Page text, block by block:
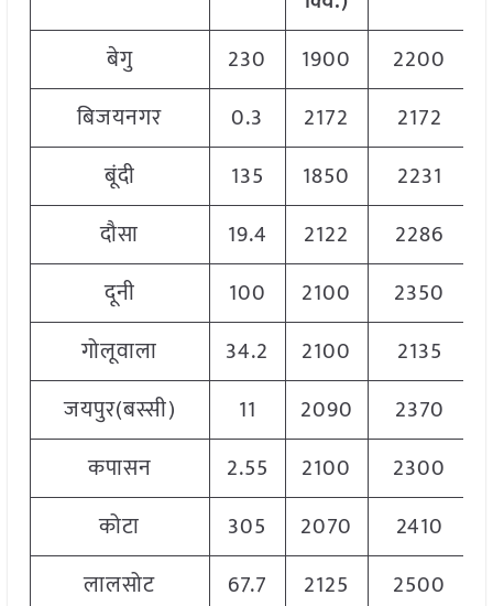
बेगु
230 1900 2200
बिजयनगर
0.3 2172 2172
बूंदी
135 1850 2231
दौसा
19.4 2122 2286
दूनी
100 2100 2350
गोलूवाला
34.2 2100 2135
जयपुर(बस्सी)
11 2090 2370
कपासन
2.55 2100 2300
कोटा
305 2070 2410
लालसोट
67.7 2125 2500